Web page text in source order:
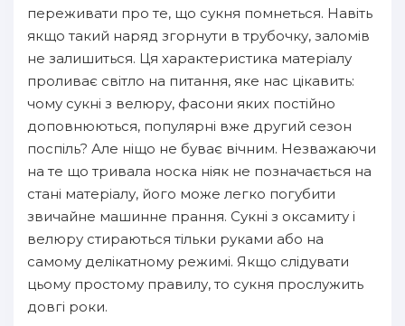
переживати про те, що сукня помнеться. Навіть
якщо такий наряд згорнути в трубочку, заломів
не залишиться. Ця характеристика матеріалу
проливає світло на питання, яке нас цікавить:
чому сукні з велюру, фасони яких постійно
доповнюються, популярні вже другий сезон
поспіль? Але ніщо не буває вічним. Незважаючи
на те що тривала носка ніяк не позначається на
стані матеріалу, його може легко погубити
звичайне машинне прання. Сукні з оксамиту і
велюру стираються тільки руками або на
самому делікатному режимі. Якщо слідувати
цьому простому правилу, то сукня прослужить
довгі роки.